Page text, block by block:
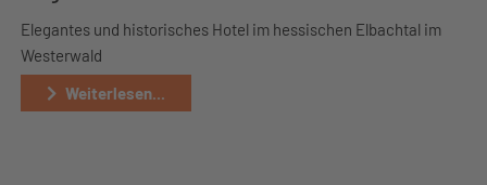
Elegantes und historisches Hotel im hessischen Elbachtal im
Westerwald
Weiterlesen...